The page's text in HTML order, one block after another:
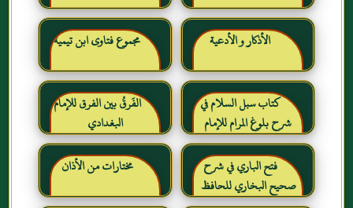
الأذكار و الأدعية مجموع فتاوى ابن تيمية
كتاب سبل السلام في
شرح بلوغ المرام للإمام
الصنعاني رحمه الله
الفَرقُ بين الفرق للإمام
البغدادي
فتح الباري في شرح
صحيح البخاري للحافظ
مختارات من الأذان